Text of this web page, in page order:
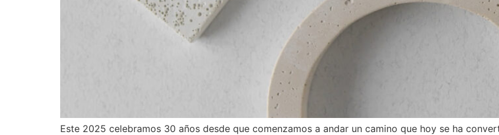
Este 2025 celebramos 30 años desde que comenzamos a andar un camino que hoy se ha